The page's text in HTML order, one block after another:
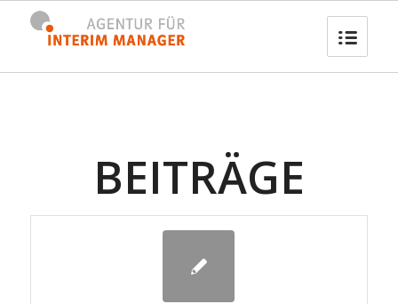
BEITRÄGE